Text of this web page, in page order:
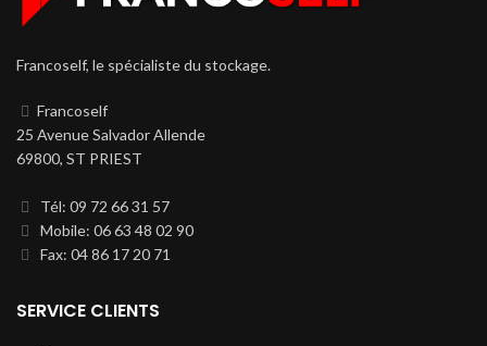
Francoself, le spécialiste du stockage.
Francoself
25 Avenue Salvador Allende
69800, ST PRIEST
Tél: 09 72 66 31 57
Mobile: 06 63 48 02 90
Fax: 04 86 17 20 71
SERVICE CLIENTS